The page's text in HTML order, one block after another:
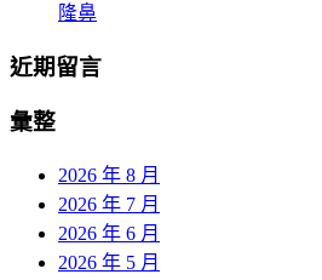
隆鼻
近期留言
彙整
2026 年 8 月
2026 年 7 月
2026 年 6 月
2026 年 5 月